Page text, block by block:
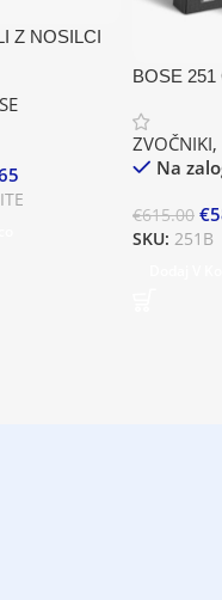
Z NOSILCI
BOSE 251
ZVOČNIKI,
Na
€615.00 €
SKU: 251B